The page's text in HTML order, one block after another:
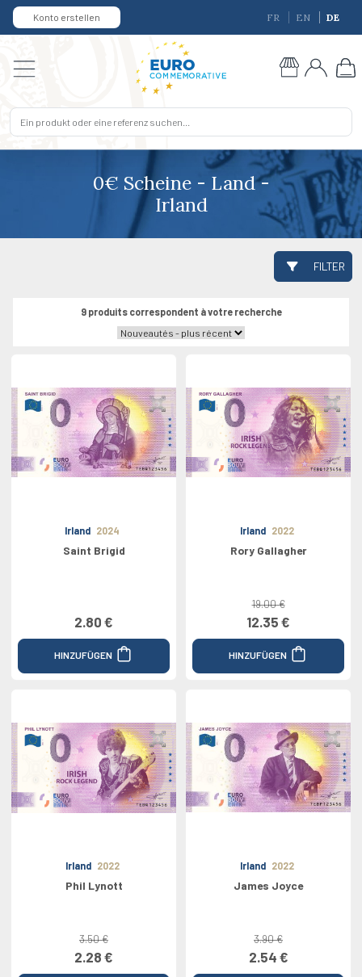
Konto erstellen FR EN DE
0€ Scheine - Land -
Irland
FILTER
9 produits correspondent à votre recherche
Irland 2024
Saint Brigid
2.80 €
HINZUFÜGEN
Irland 2022
Rory Gallagher
19.00 €
12.35 €
HINZUFÜGEN
Irland 2022
Phil Lynott
3.50 €
2.28 €
Irland 2022
James Joyce
3.90 €
2.54 €